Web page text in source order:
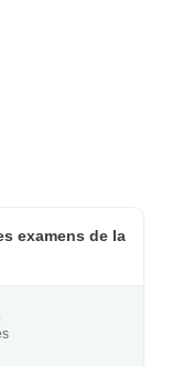
examens de la